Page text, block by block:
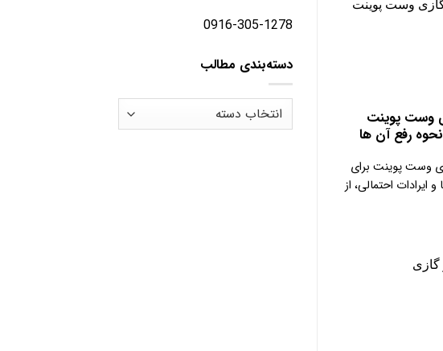
وست پوینت
رفع آن ها
وست پوینت برای
احتمالی، از
0916-305-1278
دسته‌بندی مطالب
دسته‌بندی
مطالب